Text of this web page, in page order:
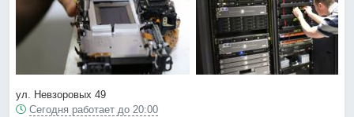
ул. Невзоровых 49
Сегодня работает до 20:00